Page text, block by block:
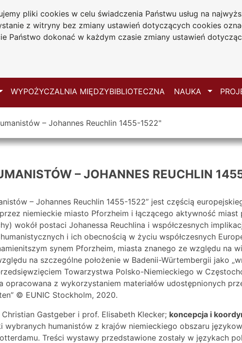
pliki cookies w celu świadczenia Państwu usług na
z witryny bez zmiany ustawień dotyczących cookies
Państwo dokonać w każdym czasie zmiany ustawień
Uniwersytecka
Jana Długosza
Mapa serwisu
WYPOŻYCZALNIA MIĘDZYBIBLIOTECZNA NAUKA Przełącz
– Johannes Reuchlin 1455-1522"
– JOHANNES REUCHLIN
– Johannes Reuchlin 1455-1522” jest częścią
niemieckie miasto Pforzheim i łączącego aktywność
wokół postaci Johanessa Reuchlina i współczesnych
i ich obecnością w życiu współczesnych
synem Pforzheim, miasta znanego ze względu na
na szczególne położenie w Badenii-Würtembergii jako
Towarzystwa Polsko-Niemieckiego w
opracowana z wykorzystaniem materiałów udostępnionych
© EUNIC Stockholm, 2020.
Gastgeber i prof. Elisabeth Klecker; koncepcja i
wybranych humanistów z krajów niemieckiego obszaru
Treści wystawy przedstawione zostały w językach